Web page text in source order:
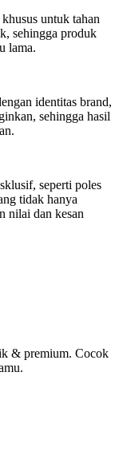
untuk tahan
sehingga produk
lama.
identitas brand,
sehingga hasil
seperti poles
tidak hanya
nilai dan kesan
& premium. Cocok